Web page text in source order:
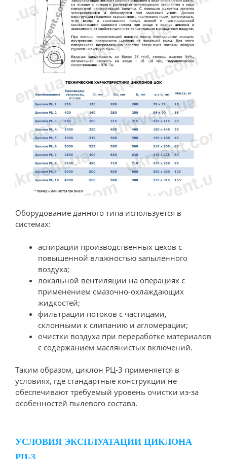
Оборудование данного типа используется в
системах:
аспирации производственных цехов с
повышенной влажностью запыленного
воздуха;
локальной вентиляции на операциях с
применением смазочно-охлаждающих
жидкостей;
фильтрации потоков с частицами,
склонными к слипанию и агломерации;
очистки воздуха при переработке материалов
с содержанием маслянистых включений.
Таким образом, циклон РЦ-3 применяется в
условиях, где стандартные конструкции не
обеспечивают требуемый уровень очистки из-за
особенностей пылевого состава.
УСЛОВИЯ ЭКСПЛУАТАЦИИ ЦИКЛОНА